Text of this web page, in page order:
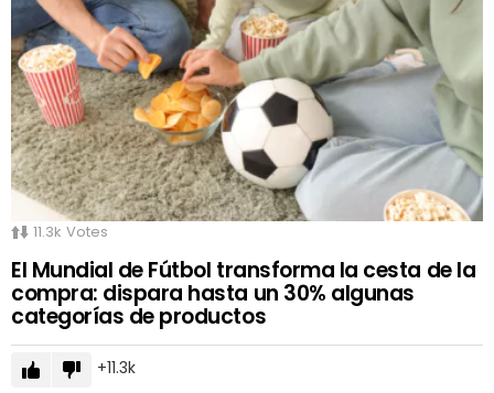
11.3k Votes
El Mundial de Fútbol transforma la cesta de la
compra: dispara hasta un 30% algunas
categorías de productos
11.3k